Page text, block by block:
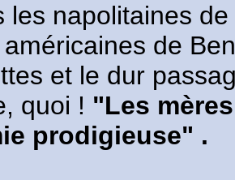
les napolitaines
de
et le dur
quoi ! "Les
prodigieuse" .